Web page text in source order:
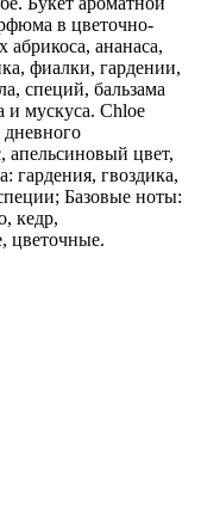
в цветочно-
ананаса,
фиалки, гардении,
специй, бальзама
и мускуса. Chloe
дневного
апельсиновый цвет,
гардения, гвоздика,
Базовые ноты:
кедр,
цветочные.